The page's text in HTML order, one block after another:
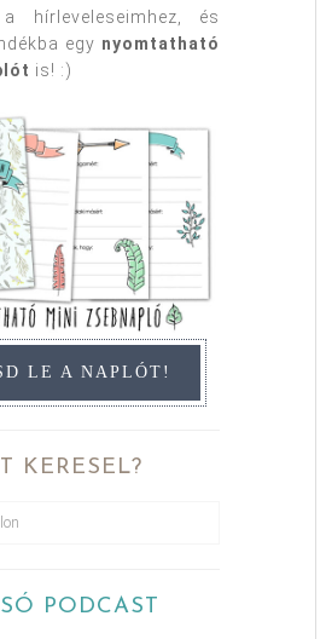
hírleveleseimhez, és
egy nyomtatható
is! :)
LE A NAPLÓT!
KERESEL?
PODCAST